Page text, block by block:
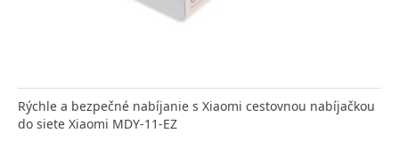
Rýchle a bezpečné nabíjanie s Xiaomi cestovnou nabíjačkou
do siete Xiaomi MDY-11-EZ